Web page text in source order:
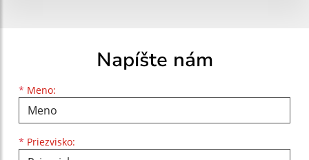
Napíšte nám
* Meno:
Meno
* Priezvisko:
Priezvisko
E-mailová adresa